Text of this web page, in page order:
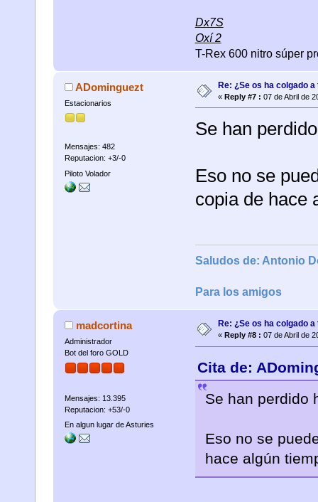
Dx7S
Oxí 2
T-Rex 600 nitro súper
ADominguezt
Estacionarios
Mensajes: 482
Reputacion: +3/-0
Piloto Volador
Re: ¿Se os ha colgado
« Reply #7 : 07 de Abril de
Se han
Eso no se
copia de hace
Saludos de: Antonio
Para los amigos
madcortina
Administrador
Bot del foro GOLD
Mensajes: 13.395
Reputacion: +53/-0
En algun lugar de Asturies
Re: ¿Se os ha colgado
« Reply #8 : 07 de Abril de
Cita de:
Se han perdido
Eso no se
hace algún